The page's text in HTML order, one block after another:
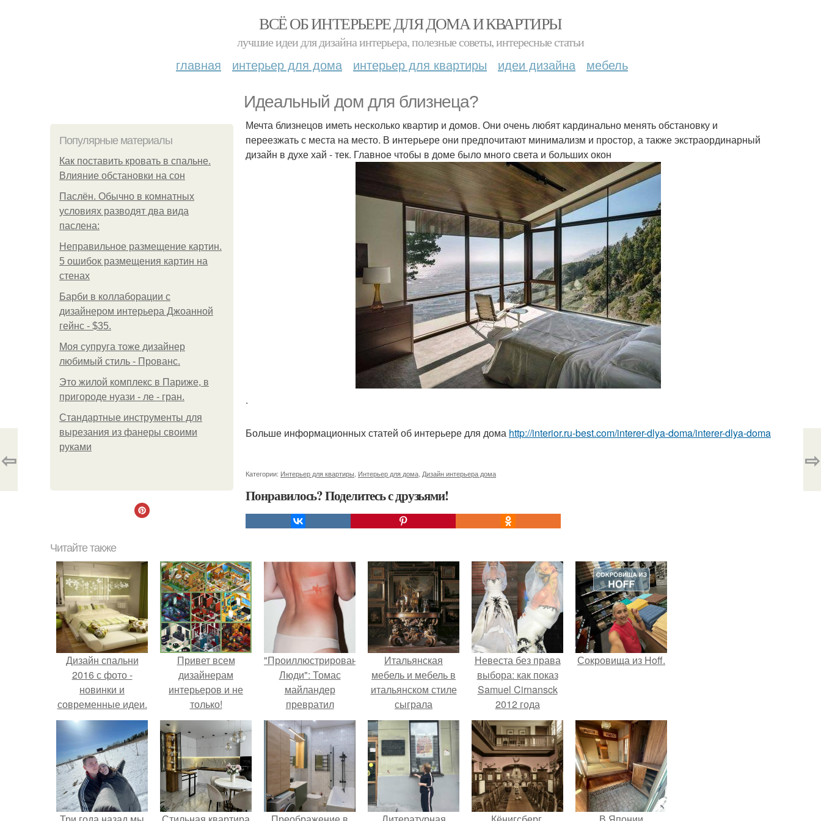
ВСЁ ОБ ИНТЕРЬЕРЕ ДЛЯ ДОМА И КВАРТИРЫ
лучшие идеи для дизайна интерьера, полезные советы, интересные статьи
главная интерьер для дома интерьер для квартиры идеи дизайна мебель
Идеальный дом для близнеца?
Популярные материалы
Как поставить кровать в спальне.
Влияние обстановки на сон
Паслён. Обычно в комнатных
условиях разводят два вида
паслена:
Неправильное размещение картин.
5 ошибок размещения картин на
стенах
Барби в коллаборации с
дизайнером интерьера Джоанной
гейнс - $35.
Моя супруга тоже дизайнер
любимый стиль - Прованс.
Это жилой комплекс в Париже, в
пригороде нуази - ле - гран.
Стандартные инструменты для
вырезания из фанеры своими
руками
Мечта близнецов иметь несколько квартир и домов. Они очень любят кардинально менять обстановку и
переезжать с места на место. В интерьере они предпочитают минимализм и простор, а также экстраординарный
дизайн в духе хай - тек. Главное чтобы в доме было много света и больших окон
.
Больше информационных статей об интерьере для дома http://interior.ru-best.com/interer-dlya-doma/interer-dlya-doma
Категории: Интерьер для квартиры Интерьер для дома Дизайн интерьера дома
Понравилось? Поделитесь с друзьями!
⇦ ⇨
Читайте также
Дизайн спальни
2016 с фото -
новинки и
современные идеи.
Привет всем
дизайнерам
интерьеров и не
только!
"Проиллюстрированные
Люди": Томас
майландер
превратил
солнечные ожоги в
арт - объект.
Итальянская
мебель и мебель в
итальянском стиле
сыграла
первостепенную
роль в истории
мирового
декоративно -
прикладного
искусства.
Невеста без права
выбора: как показ
Samuel Cirnansck
2012 года
превратил подиум
в манифест против
принуждения.
Сокровища из Hoff.